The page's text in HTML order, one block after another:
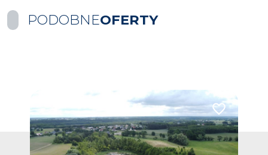
PODOBNEOFERTY
Dodaj do